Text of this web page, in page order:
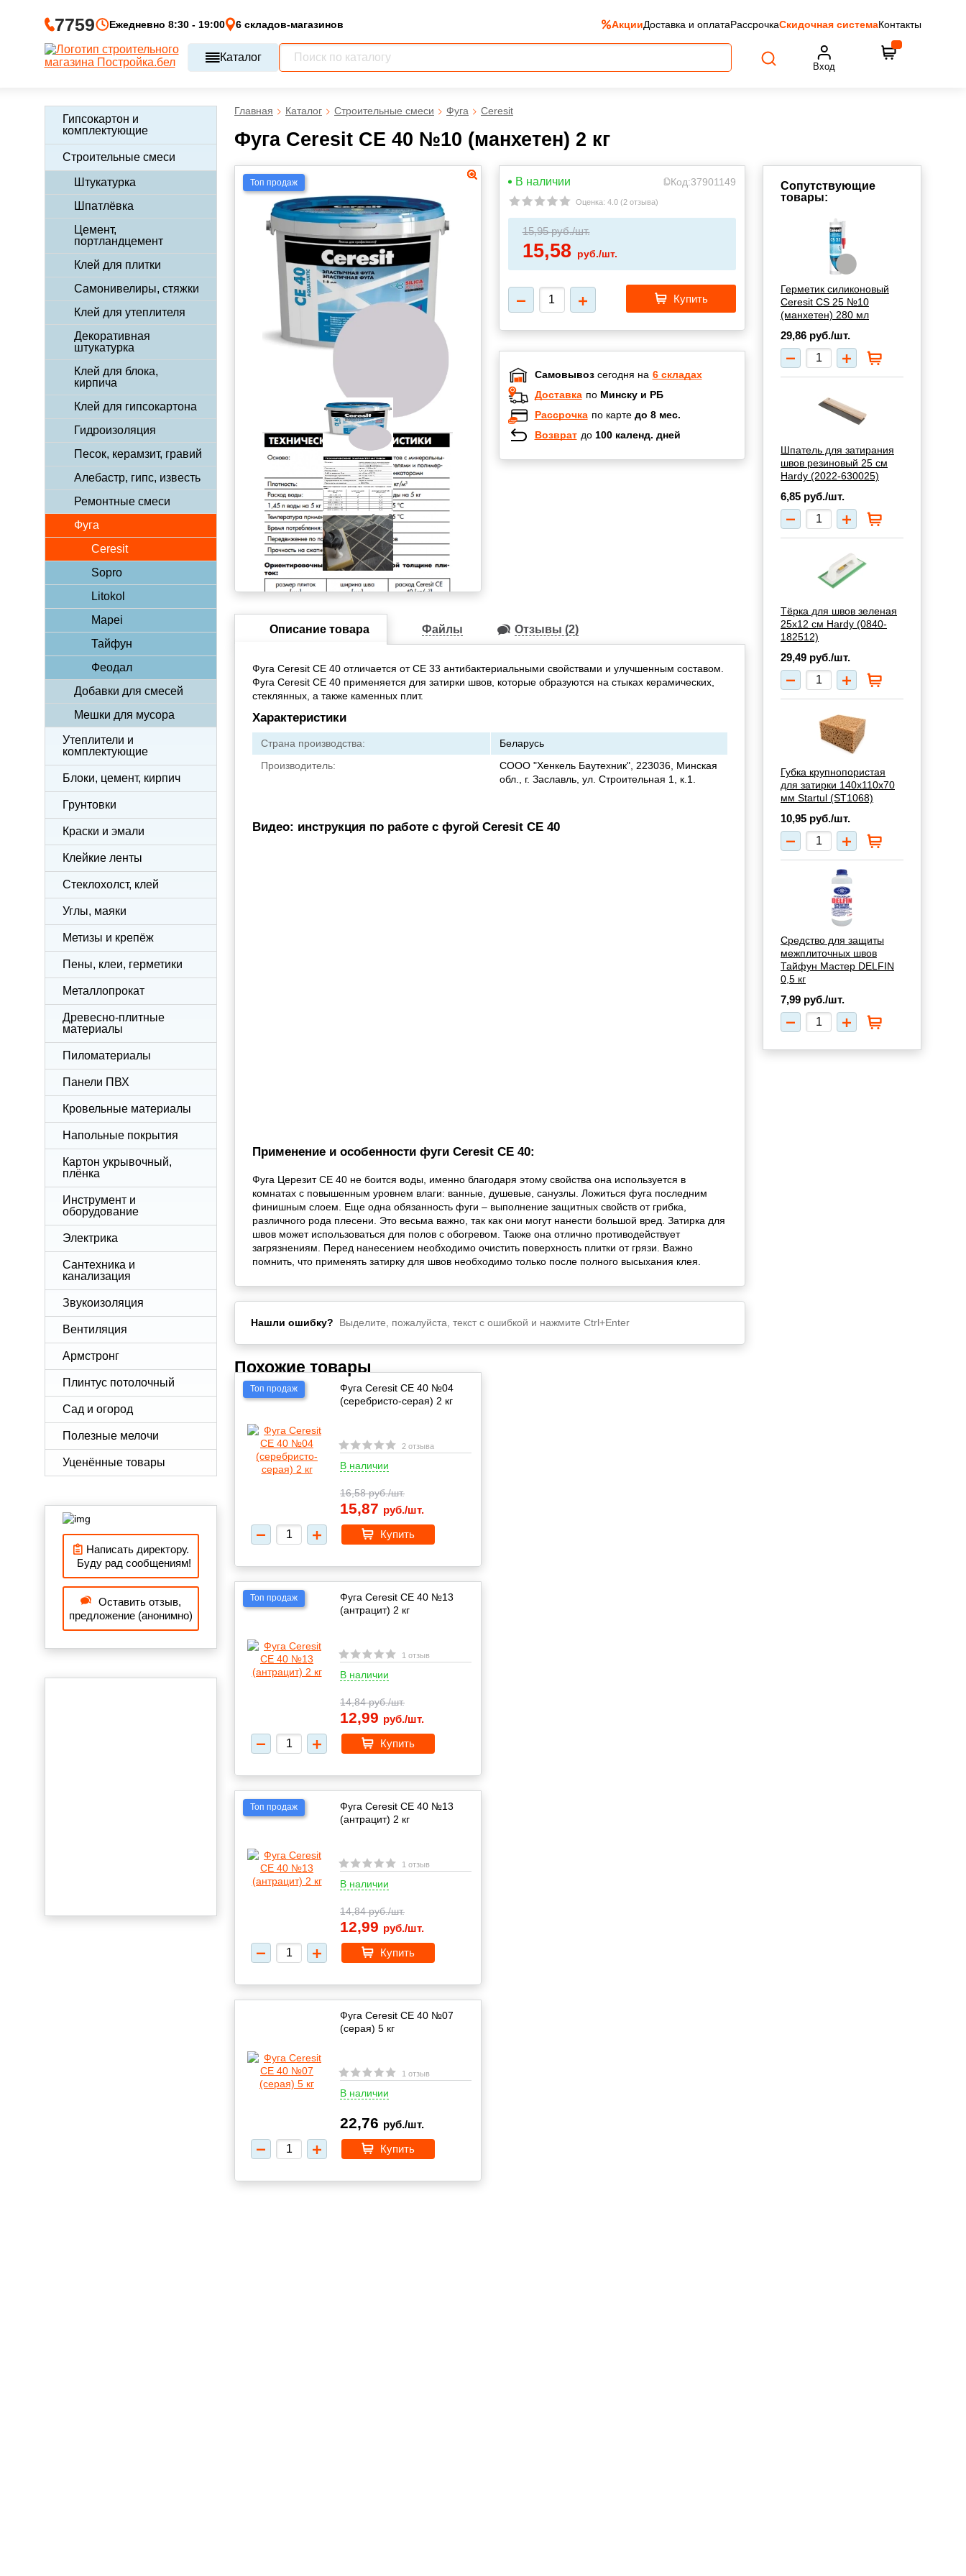
7759 Ежедневно 8:30 - 19:00 6 складов-магазинов АкцииДоставка и оплатаРассрочкаСкидочная системаКонтакты
Каталог
Вход
Гипсокартон и
комплектующие
Строительные смеси
Штукатурка
Шпатлёвка
Цемент,
портландцемент
Клей для плитки
Самонивелиры, стяжки
Клей для утеплителя
Декоративная
штукатурка
Клей для блока,
кирпича
Клей для гипсокартона
Гидроизоляция
Песок, керамзит, гравий
Алебастр, гипс, известь
Ремонтные смеси
Фуга
Ceresit
Sopro
Litokol
Mapei
Тайфун
Феодал
Добавки для смесей
Мешки для мусора
Утеплители и
комплектующие
Блоки, цемент, кирпич
Грунтовки
Краски и эмали
Клейкие ленты
Стеклохолст, клей
Углы, маяки
Метизы и крепёж
Пены, клеи, герметики
Металлопрокат
Древесно-плитные
материалы
Пиломатериалы
Панели ПВХ
Кровельные материалы
Напольные покрытия
Картон укрывочный,
плёнка
Инструмент и
оборудование
Электрика
Сантехника и
канализация
Звукоизоляция
Вентиляция
Армстронг
Плинтус потолочный
Сад и огород
Полезные мелочи
Уценённые товары
Написать директору.
Буду рад сообщениям!
Оставить отзыв,
предложение (анонимно)
Главная Каталог Строительные смеси Фуга Ceresit
Фуга Ceresit CE 40 №10 (манхетен) 2 кг
Топ продаж В наличии Код:37901149
Оценка: 4.0(2 отзыва)
15,95руб./шт.
15,58 руб./шт.
Купить
Самовывозсегодня на 6 складах
Доставка по Минску и РБ
Рассрочка по карте до 8 мес.
Возврат до 100 календ. дней
Описание товара Файлы Отзывы (2)
Фуга Ceresit CE 40 отличается от CE 33 антибактериальными свойствами и улучшенным составом.
Фуга Ceresit CE 40 применяется для затирки швов, которые образуются на стыках керамических,
стеклянных, а также каменных плит.
Характеристики
Страна производства:
Беларусь
Производитель:
СООО "Хенкель Баутехник", 223036, Минская
обл., г. Заславль, ул. Строительная 1, к.1.
Видео: инструкция по работе с фугой Ceresit CE 40
Применение и особенности фуги Ceresit CE 40:
Фуга Церезит СЕ 40 не боится воды, именно благодаря этому свойства она используется в
комнатах с повышенным уровнем влаги: ванные, душевые, санузлы. Ложиться фуга последним
финишным слоем. Еще одна обязанность фуги – выполнение защитных свойств от грибка,
различного рода плесени. Это весьма важно, так как они могут нанести большой вред. Затирка для
швов может использоваться для полов с обогревом. Также она отлично противодействует
загрязнениям. Перед нанесением необходимо очистить поверхность плитки от грязи. Важно
помнить, что применять затирку для швов необходимо только после полного высыхания клея.
Нашли ошибку? Выделите, пожалуйста, текст с ошибкой и нажмите Ctrl+Enter
Похожие товары
Топ продаж
Фуга Ceresit CE 40 №04
(серебристо-серая) 2 кг
2 отзыва
В наличии
16,58руб./шт.
15,87 руб./шт.
Купить
Топ продаж
Фуга Ceresit CE 40 №13
(антрацит) 2 кг
1 отзыв
В наличии
14,84руб./шт.
12,99 руб./шт.
Купить
Топ продаж
Фуга Ceresit CE 40 №13
(антрацит) 2 кг
1 отзыв
В наличии
14,84руб./шт.
12,99 руб./шт.
Купить
Фуга Ceresit CE 40 №07
(серая) 5 кг
1 отзыв
В наличии
22,76 руб./шт.
Купить
Сопутствующие
товары:
Герметик силиконовый
Ceresit CS 25 №10
(манхетен) 280 мл
29,86 руб./шт.
Шпатель для затирания
швов резиновый 25 см
Hardy (2022-630025)
6,85 руб./шт.
Тёрка для швов зеленая
25х12 см Hardy (0840-
182512)
29,49 руб./шт.
Губка крупнопористая
для затирки 140x110x70
мм Startul (ST1068)
10,95 руб./шт.
Средство для защиты
межплиточных швов
Тайфун Мастер DELFIN
0,5 кг
7,99 руб./шт.